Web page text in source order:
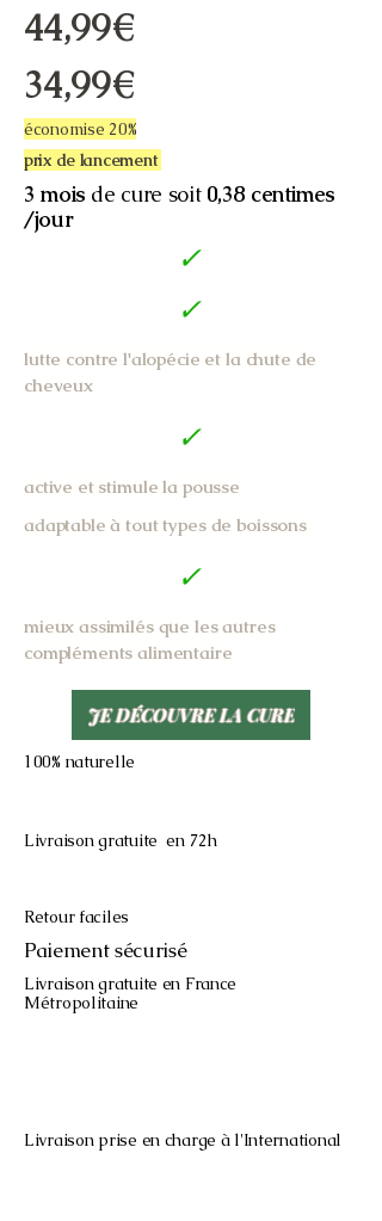
44,99€
34,99€
économise 20%
prix de lancement
3 mois de cure soit 0,38 centimes
/jour
✓
✓
lutte contre l'alopécie et la chute de
cheveux
✓
active et stimule la pousse
adaptable à tout types de boissons
✓
mieux assimilés que les autres
compléments alimentaire
JE DÉCOUVRE LA CURE
100% naturelle
Livraison gratuite en 72h
Retour faciles
Paiement sécurisé
Livraison gratuite en France
Métropolitaine
​Livraison prise en charge à l'International